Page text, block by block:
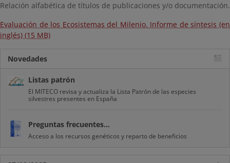
Relación alfabética de títulos de publicaciones y/o documentación.
Evaluación de los Ecosistemas del Milenio. Informe de síntesis (en
inglés) (15 MB)
Novedades
Listas patrón
El MITECO revisa y actualiza la Lista Patrón de las especies
silvestres presentes en España
Preguntas frecuentes...
Acceso a los recursos genéticos y reparto de beneficios